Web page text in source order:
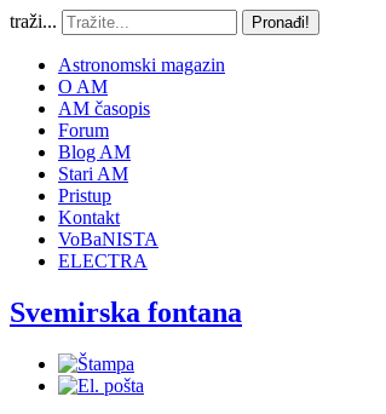
traži... Pronađi!
Astronomski magazin
O AM
AM časopis
Forum
Blog AM
Stari AM
Pristup
Kontakt
VoBaNISTA
ELECTRA
Svemirska fontana